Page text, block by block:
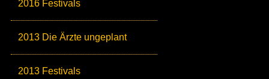
2016 Festivals
2013 Die Ärzte ungeplant
2013 Festivals